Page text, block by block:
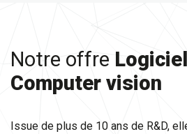
Notre offre
Computer vision
Issue de plus de 10 ans de R&D,